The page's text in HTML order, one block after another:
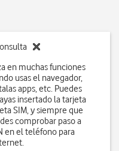
en muchas funciones
usas el navegador,
apps, etc. Puedes
insertado la tarjeta
SIM, y siempre que
comprobar paso a
en el teléfono para